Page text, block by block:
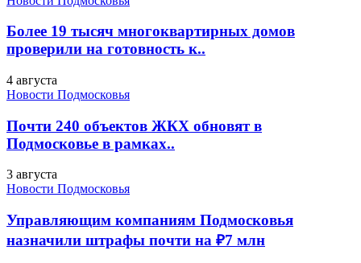
Более 19 тысяч многоквартирных домов
проверили на готовность к..
4 августа
Новости Подмосковья
Почти 240 объектов ЖКХ обновят в
Подмосковье в рамках..
3 августа
Новости Подмосковья
Управляющим компаниям Подмосковья
назначили штрафы почти на ₽7 млн